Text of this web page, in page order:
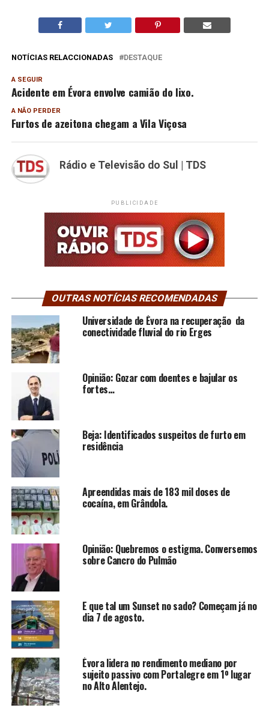
NOTÍCIAS RELACCIONADAS DESTAQUE
A SEGUIR
Acidente em Évora envolve camião do lixo.
A NÃO PERDER
Furtos de azeitona chegam a Vila Viçosa
Rádio e Televisão do Sul | TDS
PUBLICIDADE
OUTRAS NOTÍCIAS RECOMENDADAS
Universidade de Évora na recuperação da
conectividade fluvial do rio Erges
Opinião: Gozar com doentes e bajular os
fortes…
Beja: Identificados suspeitos de furto em
residência
Apreendidas mais de 183 mil doses de
cocaína, em Grândola.
Opinião: Quebremos o estigma. Conversemos
sobre Cancro do Pulmão
E que tal um Sunset no sado? Começam já no
dia 7 de agosto.
Évora lidera no rendimento mediano por
sujeito passivo com Portalegre em 1º lugar
no Alto Alentejo.